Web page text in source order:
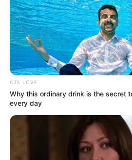
ΑΛΕΞΑΝΔΡΟΣ ΖΕΥΣ Ο
ΑΡΧΗΓΟΣ ΤΩΝ ΕΛ. Ο
ΑΠΟΛΥΤΟΣ ΚΥΡΙΑΡΧΟΣ.
ΕΙΝΑΙ ΕΔΩ, ΕΙΝΑΙ...
ΜΑΖΙ
ΕΒΡΑΙΟΙ ΚΑΙ ΕΠΑΝΑΣΤΑΣΕΙΣ….
Ο
CTA LOVE
Why this ordinary drink is the secret
every day